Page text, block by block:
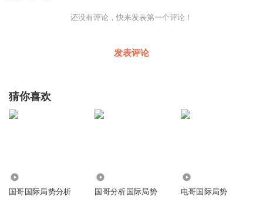
还没有评论，快来发表第一个评论！
发表评论
猜你喜欢
国哥国际局势分析 国哥分析国际局势 电哥国际局势